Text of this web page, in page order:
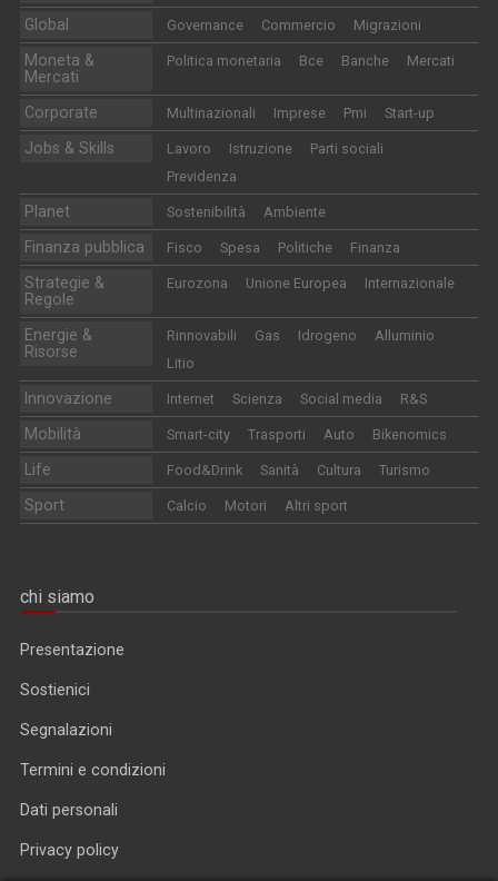
Global Governance Commercio Migrazioni
Moneta &
Mercati
Politica monetaria Bce Banche Mercati
Corporate Multinazionali Imprese Pmi Start-up
Jobs & Skills Lavoro Istruzione
Parti sociali
Previdenza
Planet Sostenibilità Ambiente
Finanza pubblica Fisco Spesa Politiche Finanza
Strategie &
Regole
Eurozona Unione Europea Internazionale
Energie &
Risorse
Rinnovabili Gas Idrogeno
Alluminio
Litio
Innovazione Internet Scienza Social media R&S
Mobilità Smart-city Trasporti Auto Bikenomics
Life Food&Drink Sanità Cultura Turismo
Sport Calcio Motori Altri sport
chi siamo
Presentazione
Sostienici
Segnalazioni
Termini e condizioni
Dati personali
Privacy policy